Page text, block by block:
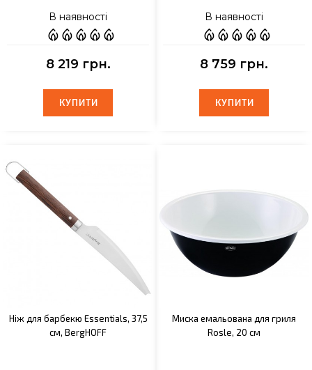
В наявності
8 219 грн.
КУПИТИ
КУПИТИ
В наявності
8 759 грн.
КУПИТИ
КУПИТИ
Ніж для барбекю Essentials, 37,5
см, BergHOFF
Миска емальована для гриля
Rosle, 20 см